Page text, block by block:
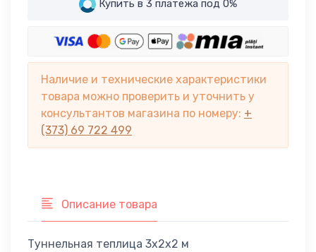
Купить в 3 платежа под 0%
Наличие и технические характеристики
товара можно проверить и уточнить у
консультантов магазина по номеру: +
(373) 69 722 499
Описание товара
Туннельная теплица 3х2x2 м